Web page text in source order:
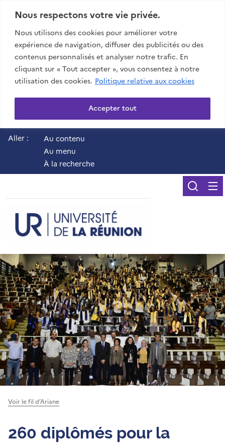
Nous respectons votre vie privée.
Nous utilisons des cookies pour améliorer votre
expérience de navigation, diffuser des publicités ou des
contenus personnalisés et analyser notre trafic. En
cliquant sur « Tout accepter », vous consentez à notre
utilisation des cookies. Politique relative aux cookies
Accepter tout
Aller :
Au contenu
Au menu
À la recherche
Voir le fil d’Ariane
260 diplômés pour la